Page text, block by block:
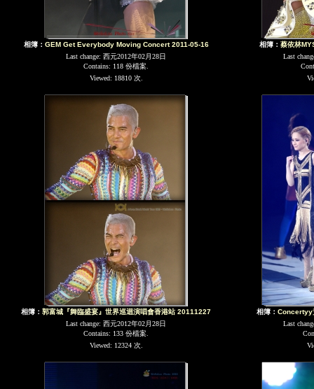
相簿： GEM Get Everybody Moving Concert 2011-05-16
Last change: 西元2012年02月28日
Contains: 118 份檔案.
Viewed: 18810 次.
相簿： 蔡依林
Last
相簿： 郭富城『舞臨盛宴』世界巡迴演唱會香港站 20111227
Last change: 西元2012年02月28日
Contains: 133 份檔案.
Viewed: 12324 次.
相簿： Concertyy
Last